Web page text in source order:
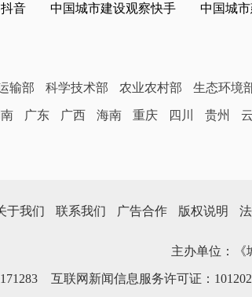
音 中国城市建设观察快手 中国城
输部 科学技术部 农业农村部 生态环境
广东 广西 海南 重庆 四川 贵州
于我们 联系我们 广告合作 版权说明
主办单位：《
互联网新闻信息服务许可证：